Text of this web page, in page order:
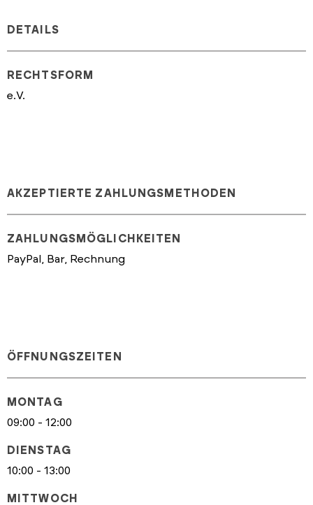
DETAILS
RECHTSFORM
e.V.
AKZEPTIERTE ZAHLUNGSMETHODEN
ZAHLUNGSMÖGLICHKEITEN
PayPal, Bar, Rechnung
ÖFFNUNGSZEITEN
MONTAG
09:00 - 12:00
DIENSTAG
10:00 - 13:00
MITTWOCH